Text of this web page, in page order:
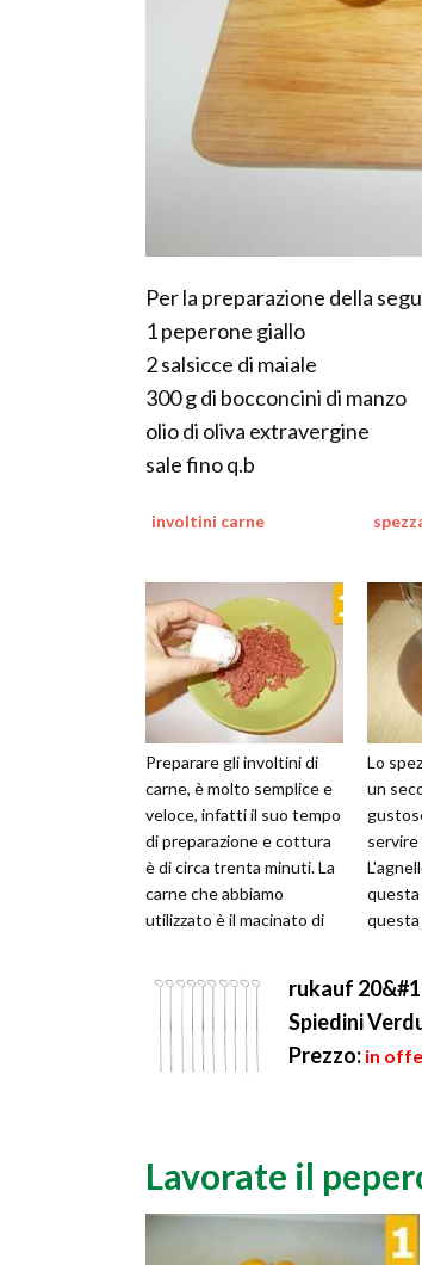
Per la preparazione della
1 peperone giallo
2 salsicce di maiale
300 g di bocconcini di manzo
olio di oliva extravergine
sale fino q.b
involtini carne
Preparare gli involtini di
carne, è molto semplice e
veloce, infatti il suo tempo
di preparazione e cottura
è di circa trenta minuti. La
carne che abbiamo
utilizzato è il macinato di
Lo
un
questa
rukauf
Spiedini
Prezzo: in
Lavorate il